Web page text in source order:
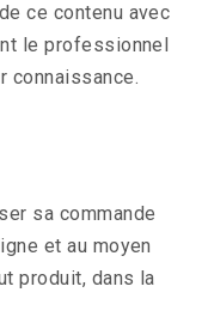
ce contenu avec
le professionnel
connaissance.
sa commande
et au moyen
produit, dans la